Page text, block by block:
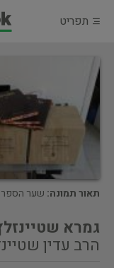
תפריט
תאור תמונה: שער הספר
גמרא
הרב עדין